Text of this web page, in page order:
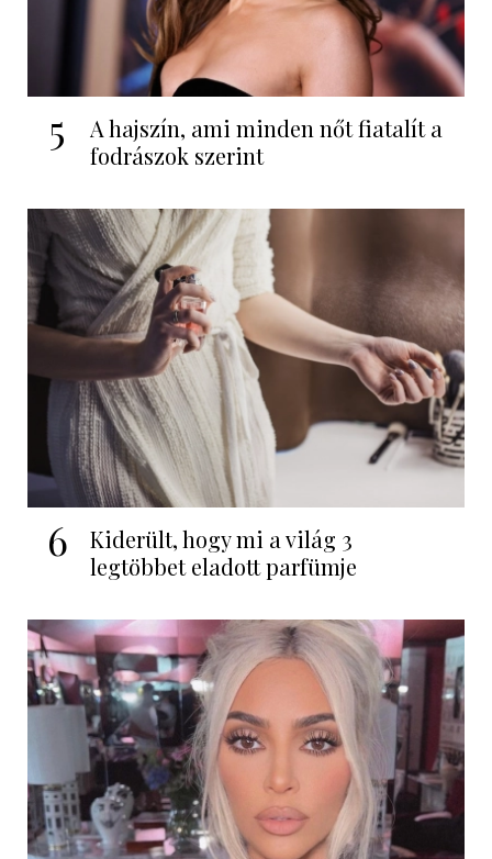
5
A hajszín, ami minden nőt fiatalít a
fodrászok szerint
6
Kiderült, hogy mi a világ 3
legtöbbet eladott parfümje